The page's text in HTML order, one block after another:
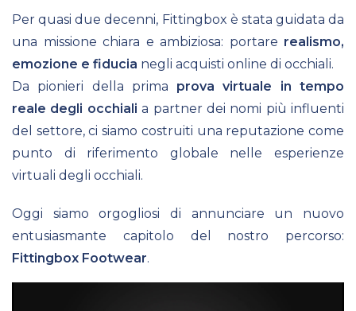
Per quasi due decenni, Fittingbox è stata guidata da
una missione chiara e ambiziosa: portare realismo,
emozione e fiducia negli acquisti online di occhiali.
Da pionieri della prima prova virtuale in tempo
reale degli occhiali a partner dei nomi più influenti
del settore, ci siamo costruiti una reputazione come
punto di riferimento globale nelle esperienze
virtuali degli occhiali.
Oggi siamo orgogliosi di annunciare un nuovo
entusiasmante capitolo del nostro percorso:
Fittingbox Footwear.